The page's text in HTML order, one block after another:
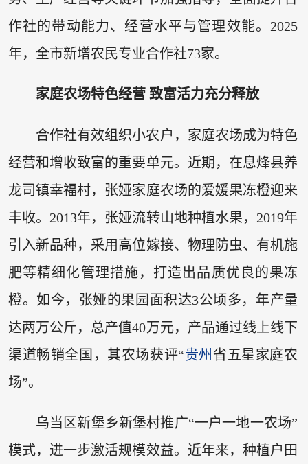
作社的带动能力、经营水平与管理效能。2025
年，全市新增农民专业合作社73家。
家庭农场特色经营 致富活力充分释放
合作社有效组织小农户，家庭农场成为特色
经营和增收致富的重要单元。近期，在息烽县养
龙司镇幸福村，张娅家庭农场的爱媛果冻橙迎来
丰收。2013年，张娅流转山地种植水果，2019年
引入新品种，采用高位嫁接、物理防虫、有机施
肥等精细化管理措施，打造出品质优良的果冻
橙。如今，张娅的果园面积达3公顷多，年产量
达两万公斤，总产值40万元，产品通过线上线下
渠道畅销全国，其农场获评“贵州 省五星家庭农
场”。
乌当区新堡乡新堡村推广“一户一地一农场”
模式，进一步激活规模效益。近年来，种植户田